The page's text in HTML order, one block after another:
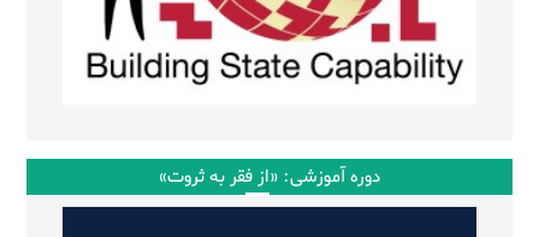
دوره آموزشی: «از فقر به ثروت»